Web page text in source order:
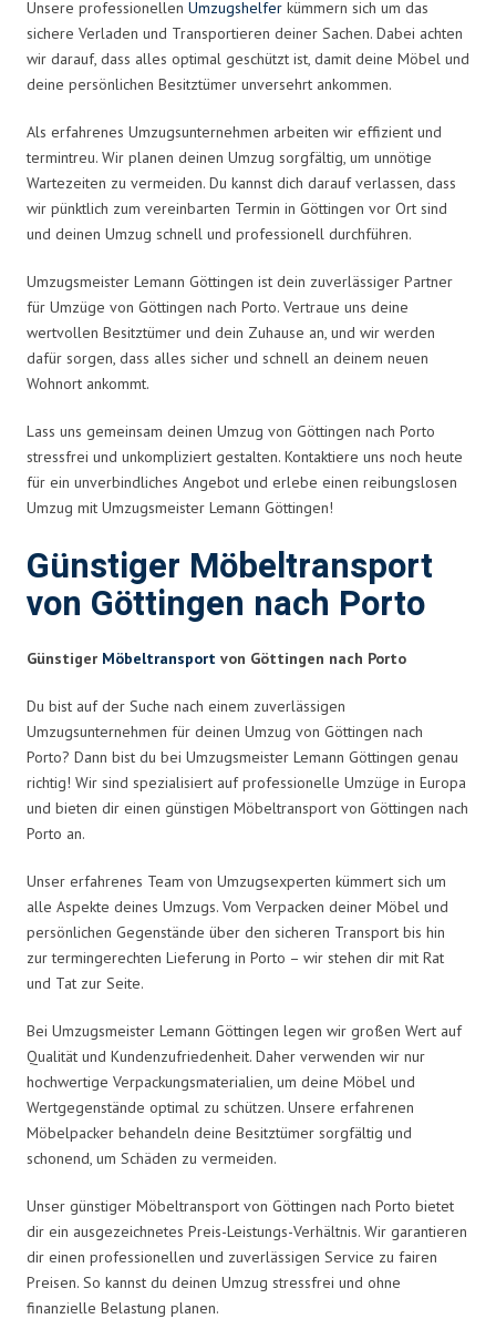
Unsere professionellen Umzugshelfer kümmern sich um das
sichere Verladen und Transportieren deiner Sachen. Dabei achten
wir darauf, dass alles optimal geschützt ist, damit deine Möbel und
deine persönlichen Besitztümer unversehrt ankommen.
Als erfahrenes Umzugsunternehmen arbeiten wir effizient und
termintreu. Wir planen deinen Umzug sorgfältig, um unnötige
Wartezeiten zu vermeiden. Du kannst dich darauf verlassen, dass
wir pünktlich zum vereinbarten Termin in Göttingen vor Ort sind
und deinen Umzug schnell und professionell durchführen.
Umzugsmeister Lemann Göttingen ist dein zuverlässiger Partner
für Umzüge von Göttingen nach Porto. Vertraue uns deine
wertvollen Besitztümer und dein Zuhause an, und wir werden
dafür sorgen, dass alles sicher und schnell an deinem neuen
Wohnort ankommt.
Lass uns gemeinsam deinen Umzug von Göttingen nach Porto
stressfrei und unkompliziert gestalten. Kontaktiere uns noch heute
für ein unverbindliches Angebot und erlebe einen reibungslosen
Umzug mit Umzugsmeister Lemann Göttingen!
Günstiger Möbeltransport
von Göttingen nach Porto
Günstiger Möbeltransport von Göttingen nach Porto
Du bist auf der Suche nach einem zuverlässigen
Umzugsunternehmen für deinen Umzug von Göttingen nach
Porto? Dann bist du bei Umzugsmeister Lemann Göttingen genau
richtig! Wir sind spezialisiert auf professionelle Umzüge in Europa
und bieten dir einen günstigen Möbeltransport von Göttingen nach
Porto an.
Unser erfahrenes Team von Umzugsexperten kümmert sich um
alle Aspekte deines Umzugs. Vom Verpacken deiner Möbel und
persönlichen Gegenstände über den sicheren Transport bis hin
zur termingerechten Lieferung in Porto – wir stehen dir mit Rat
und Tat zur Seite.
Bei Umzugsmeister Lemann Göttingen legen wir großen Wert auf
Qualität und Kundenzufriedenheit. Daher verwenden wir nur
hochwertige Verpackungsmaterialien, um deine Möbel und
Wertgegenstände optimal zu schützen. Unsere erfahrenen
Möbelpacker behandeln deine Besitztümer sorgfältig und
schonend, um Schäden zu vermeiden.
Unser günstiger Möbeltransport von Göttingen nach Porto bietet
dir ein ausgezeichnetes Preis-Leistungs-Verhältnis. Wir garantieren
dir einen professionellen und zuverlässigen Service zu fairen
Preisen. So kannst du deinen Umzug stressfrei und ohne
finanzielle Belastung planen.